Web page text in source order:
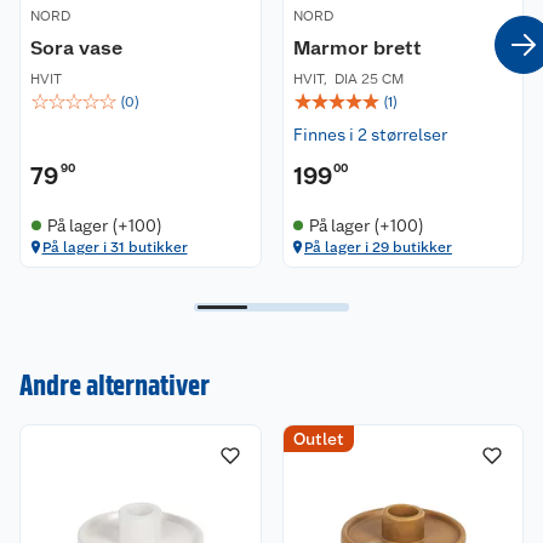
NORD
Sora vase
HVIT
☆☆☆☆☆ (0)
7990
På lager (+100)
På lager i 31 butikker
NORD
Marmor brett
HVIT, DIA 25 CM
☆☆☆☆☆ (1)
Finnes i 2 størrelser
19900
På lager (+100)
På lager i 29 butikker
Andre alternativer
Outlet
Nyheter
Kundeservice
Angre- og returrett